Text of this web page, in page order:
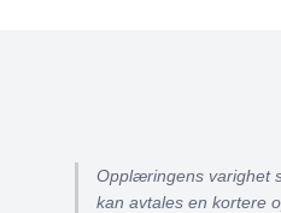
Opplæringens varighet
kan avtales en kortere